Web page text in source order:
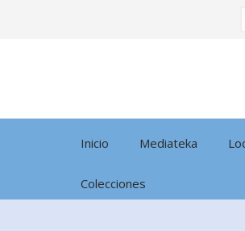
Inicio Mediateka
Colecciones